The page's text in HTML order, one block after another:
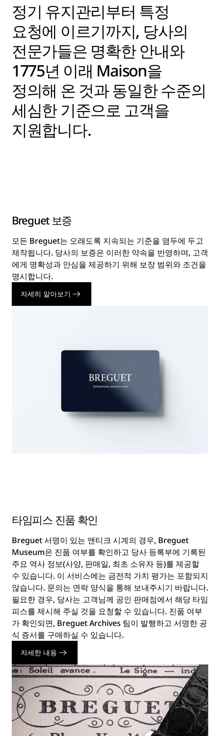
정기 유지관리부터 특정
요청에 이르기까지, 당사의
전문가들은 명확한 안내와
1775년 이래 Maison을
정의해 온 것과 동일한 수준의
세심한 기준으로 고객을
지원합니다.
Breguet 보증
모든 Breguet는 오래도록 지속되는 기준을 염두에 두고
제작됩니다. 당사의 보증은 이러한 약속을 반영하며, 고객
에게 명확성과 안심을 제공하기 위해 보장 범위와 조건을
명시합니다.
자세히 알아보기
타임피스 진품 확인
Breguet 서명이 있는 앤티크 시계의 경우, Breguet
Museum은 진품 여부를 확인하고 당사 등록부에 기록된
주요 역사 정보(사양, 판매일, 최초 소유자 등)를 제공할
수 있습니다. 이 서비스에는 금전적 가치 평가는 포함되지
않습니다. 문의는 연락 양식을 통해 보내주시기 바랍니다.
필요한 경우, 당사는 고객님께 공인 판매점에서 해당 타임
피스를 제시해 주실 것을 요청할 수 있습니다. 진품 여부
가 확인되면, Breguet Archives 팀이 발행하고 서명한 공
식 증서를 구매하실 수 있습니다.
자세한 내용